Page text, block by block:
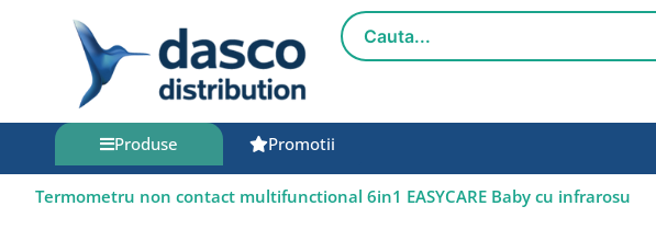
Produse Promotii
Termometru non contact multifunctional 6in1 EASYCARE Baby cu infrarosu